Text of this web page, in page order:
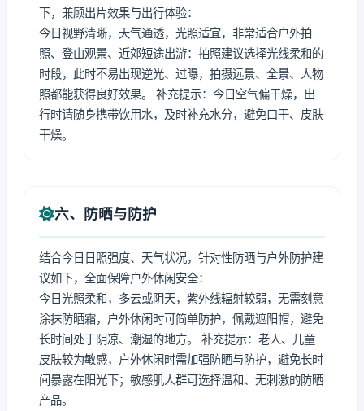
下，兼顾出片效果与出行体验：
今日视野清晰，天气通透，光照适宜，非常适合户外拍
照、登山观景、近郊短途出游：拍照建议选择光线柔和的
时段，此时不易出现逆光、过曝，拍摄远景、全景、人物
照都能获得良好效果。 补充提示：今日空气偏干燥，出
行时请随身携带饮用水，及时补充水分，避免口干、皮肤
干燥。
六、防晒与防护
结合今日日照强度、天气状况，针对性防晒与户外防护建
议如下，全面保障户外休闲安全：
今日光照柔和，多云或阴天，紫外线辐射较弱，无需刻意
涂抹防晒霜，户外休闲时可简单防护，佩戴遮阳帽，避免
长时间处于阴凉、潮湿的地方。 补充提示：老人、儿童
皮肤较为敏感，户外休闲时需加强防晒与防护，避免长时
间暴露在阳光下；敏感肌人群可选择温和、无刺激的防晒
产品。